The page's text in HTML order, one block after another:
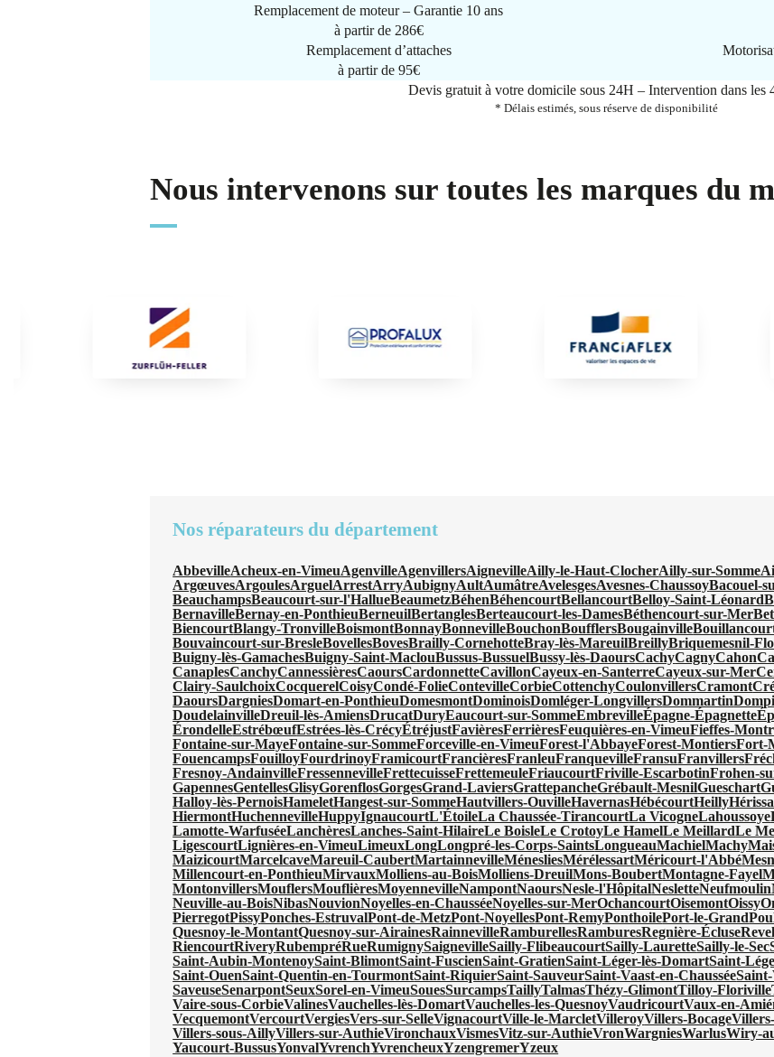
Remplacement de moteur – Garantie 10 ans
à partir de 286€
Remplacement d’attaches
à partir de 95€
Devis gratuit à votre domicile sous 24H – Intervention dans les
* Délais estimés, sous réserve de disponibilité
Nous intervenons sur toutes les marques du
Nos réparateurs du département
AbbevilleAcheux-en-VimeuAgenvilleAgenvillersAignevilleAilly-le-Haut-ClocherAilly-sur-Somme
ArgœuvesArgoulesArguelArrestArryAubignyAultAumâtreAvelesgesAvesnes-ChaussoyBacouel-
BeauchampsBeaucourt-sur-l'HallueBeaumetzBéhenBéhencourtBellancourtBelloy-Saint-Léonard
BernavilleBernay-en-PonthieuBerneuilBertanglesBerteaucourt-les-DamesBéthencourt-sur-Mer
BiencourtBlangy-TronvilleBoismontBonnayBonnevilleBouchonBoufflersBougainville
Bouvaincourt-sur-BresleBovellesBovesBrailly-CornehotteBray-lès-MareuilBreillyBriquemesnil-
Buigny-lès-GamachesBuigny-Saint-MaclouBussus-BussuelBussy-lès-DaoursCachyCagnyCahon
CanaplesCanchyCannessièresCaoursCardonnetteCavillonCayeux-en-SanterreCayeux-sur-Mer
Clairy-SaulchoixCocquerelCoisyCondé-FolieContevilleCorbieCottenchyCoulonvillersCramont
DaoursDargniesDomart-en-PonthieuDomesmontDominoisDomléger-LongvillersDommartin
DoudelainvilleDreuil-lès-AmiensDrucatDuryEaucourt-sur-SommeEmbrevilleÉpagne-Épagnette
ÉrondelleEstrébœufEstrées-lès-CrécyÉtréjustFavièresFerrièresFeuquières-en-VimeuFieffes-
Fontaine-sur-MayeFontaine-sur-SommeForceville-en-VimeuForest-l'AbbayeForest-MontiersFort-
FouencampsFouilloyFourdrinoyFramicourtFrancièresFranleuFranquevilleFransuFranvillers
Fresnoy-AndainvilleFressennevilleFrettecuisseFrettemeuleFriaucourtFriville-EscarbotinFrohen-
GapennesGentellesGlisyGorenflosGorgesGrand-LaviersGrattepancheGrébault-MesnilGueschart
Halloy-lès-PernoisHameletHangest-sur-SommeHautvillers-OuvilleHavernasHébécourtHeilly
HiermontHuchennevilleHuppyIgnaucourtL'ÉtoileLa Chaussée-TirancourtLa VicogneLahoussoye
Lamotte-WarfuséeLanchèresLanches-Saint-HilaireLe BoisleLe CrotoyLe HamelLe MeillardLe
LigescourtLignières-en-VimeuLimeuxLongLongpré-les-Corps-SaintsLongueauMachielMachy
MaizicourtMarcelcaveMareuil-CaubertMartainnevilleMénesliesMérélessartMéricourt-l'Abbé
Millencourt-en-PonthieuMirvauxMolliens-au-BoisMolliens-DreuilMons-BoubertMontagne-Fayel
MontonvillersMouflersMouflièresMoyennevilleNampontNaoursNesle-l'HôpitalNesletteNeufmoulin
Neuville-au-BoisNibasNouvionNoyelles-en-ChausséeNoyelles-sur-MerOchancourtOisemontOissy
PierregotPissyPonches-EstruvalPont-de-MetzPont-NoyellesPont-RemyPonthoilePort-le-Grand
Quesnoy-le-MontantQuesnoy-sur-AirainesRainnevilleRamburellesRamburesRegnière-Écluse
RiencourtRiveryRubempréRueRumignySaignevilleSailly-FlibeaucourtSailly-LauretteSailly-le-Sec
Saint-Aubin-MontenoySaint-BlimontSaint-FuscienSaint-GratienSaint-Léger-lès-DomartSaint-
Saint-OuenSaint-Quentin-en-TourmontSaint-RiquierSaint-SauveurSaint-Vaast-en-Chaussée
SaveuseSenarpontSeuxSorel-en-VimeuSouesSurcampsTaillyTalmasThézy-GlimontTilloy-Floriville
Vaire-sous-CorbieValinesVauchelles-lès-DomartVauchelles-les-QuesnoyVaudricourtVaux-en-
VecquemontVercourtVergiesVers-sur-SelleVignacourtVille-le-MarcletVilleroyVillers-Bocage
Villers-sous-AillyVillers-sur-AuthieVironchauxVismesVitz-sur-AuthieVronWargniesWarlusWiry-
Yaucourt-BussusYonvalYvrenchYvrencheuxYzengremerYzeux